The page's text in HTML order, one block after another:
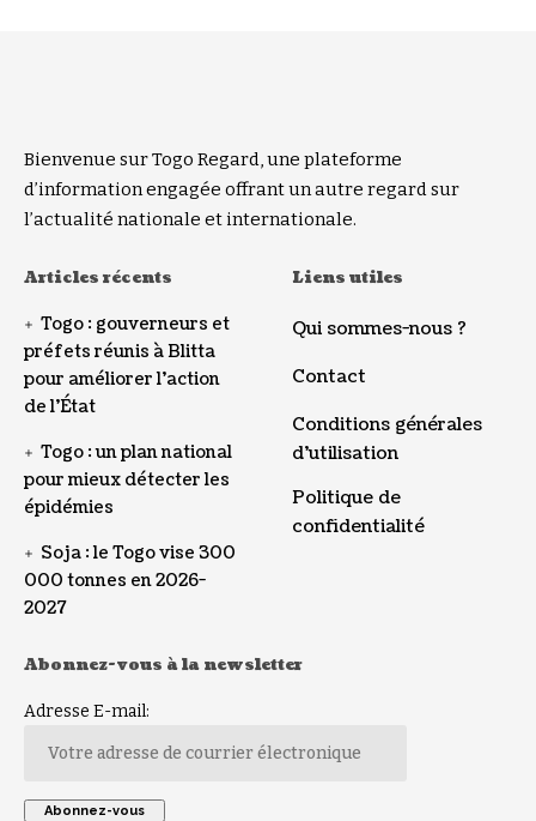
Bienvenue sur Togo Regard, une plateforme
d’information engagée offrant un autre regard sur
l’actualité nationale et internationale.
Articles récents
Togo : gouverneurs et
préfets réunis à Blitta
pour améliorer l’action
de l’État
Togo : un plan national
pour mieux détecter les
épidémies
Soja : le Togo vise 300
000 tonnes en 2026-
2027
Liens utiles
Qui sommes-nous ?
Contact
Conditions générales
d’utilisation
Politique de
confidentialité
Abonnez-vous à la newsletter
Adresse E-mail: